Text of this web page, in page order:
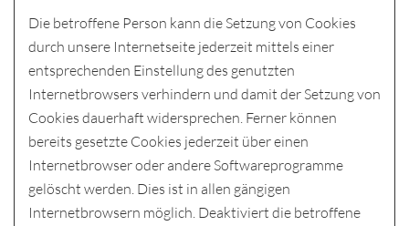
Die betroffene Person kann die Setzung von Cookies
durch unsere Internetseite jederzeit mittels einer
entsprechenden Einstellung des genutzten
Internetbrowsers verhindern und damit der Setzung von
Cookies dauerhaft widersprechen. Ferner können
bereits gesetzte Cookies jederzeit über einen
Internetbrowser oder andere Softwareprogramme
gelöscht werden. Dies ist in allen gängigen
Internetbrowsern möglich. Deaktiviert die betroffene